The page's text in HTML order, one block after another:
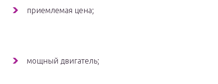
приемлемая цена;
мощный двигатель;